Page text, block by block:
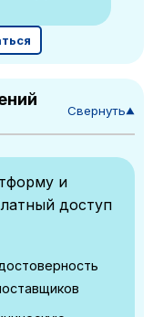
Свернуть▼
и
доступ